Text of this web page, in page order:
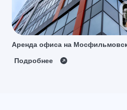
Аренда офиса на
Подробнее